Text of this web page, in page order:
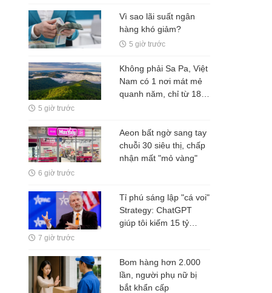
Vì sao lãi suất ngân
hàng khó giảm?
5 giờ trước
Không phải Sa Pa, Việt
Nam có 1 nơi mát mẻ
quanh năm, chỉ từ 18
loài lan
5 giờ trước
Aeon bất ngờ sang tay
chuỗi 30 siêu thị, chấp
nhận mất "mỏ vàng"
6 giờ trước
Tỉ phú sáng lập "cá voi"
Strategy: ChatGPT
giúp tôi kiếm 15 tỷ
7 giờ trước
Bom hàng hơn 2.000
lần, người phụ nữ bị
bắt khẩn cấp